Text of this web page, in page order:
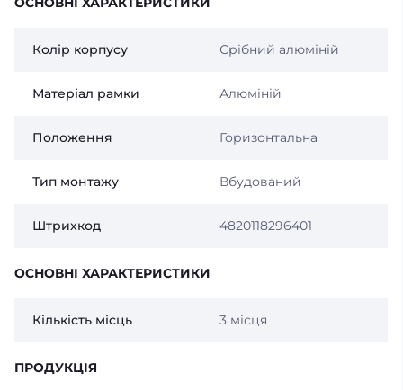
Колір корпусу Срібний алюміній
Матеріал рамки Алюміній
Положення Горизонтальна
Тип монтажу Вбудований
Штрихкод 4820118296401
ОСНОВНІ ХАРАКТЕРИСТИКИ
Кількість місць 3 місця
ПРОДУКЦІЯ